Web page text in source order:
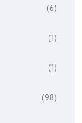
(6)
(1)
(1)
(98)